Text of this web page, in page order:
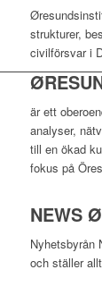
strukturer,
civilförsvar i
är ett
analyser,
till en ökad
fokus på
NEWS
Nyhetsbyrån
och ställer